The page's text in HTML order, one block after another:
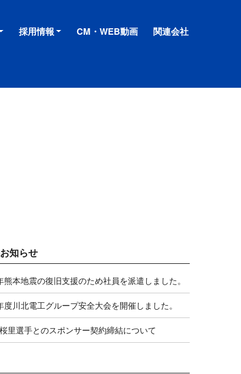
採用情報 CM・WEB動画 関連会社
知らせ
熊本地震の復旧支援のため社員を派遣しました。
度川北電工グループ安全大会を開催しました。
里選手とのスポンサー契約締結について